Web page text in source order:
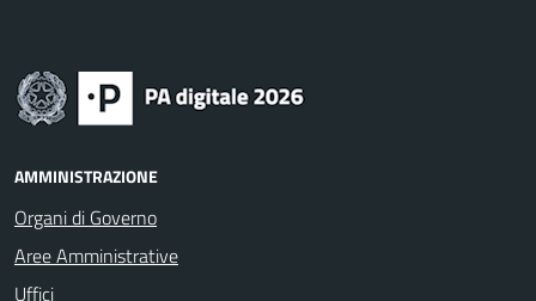
AMMINISTRAZIONE
Organi di Governo
Aree Amministrative
Uffici